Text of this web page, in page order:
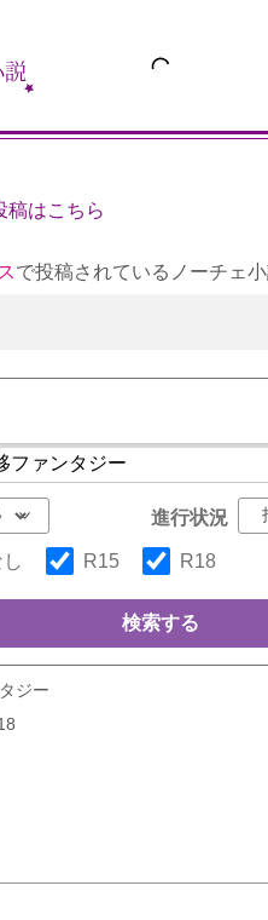
説
稿はこちら
で投稿されているノーチェ
進行状況
R15 R18
検索する
ジー